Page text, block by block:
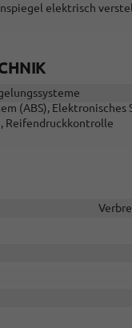
elektrisch
(ABS), Elektronisches
Reifendruckkontrolle